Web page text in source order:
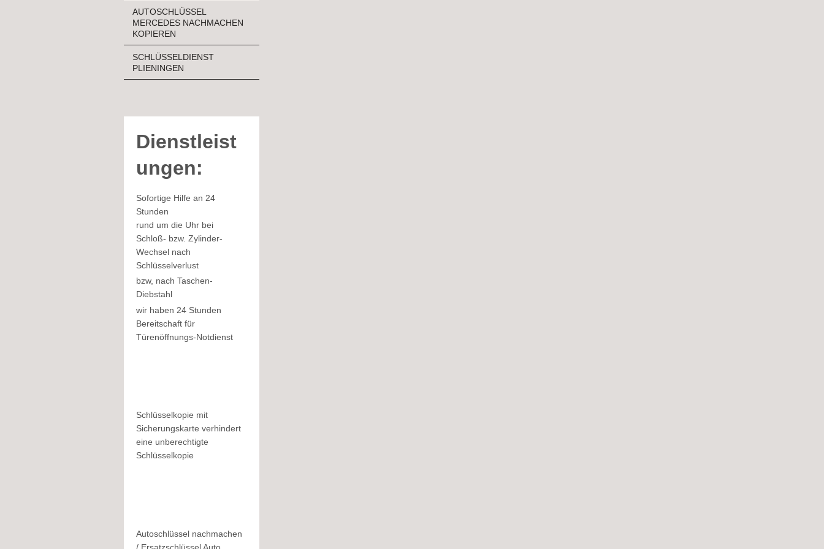
AUTOSCHLÜSSEL
MERCEDES NACHMACHEN
KOPIEREN
SCHLÜSSELDIENST
PLIENINGEN
Dienstleist
ungen:
Sofortige Hilfe an 24
Stunden
rund um die Uhr bei
Schloß- bzw. Zylinder-
Wechsel nach
Schlüsselverlust
bzw, nach Taschen-
Diebstahl
wir haben 24 Stunden
Bereitschaft für
Türenöffnungs-Notdienst
Schlüsselkopie mit
Sicherungskarte verhindert
eine unberechtigte
Schlüsselkopie
Autoschlüssel nachmachen
/ Ersatzschlüssel Auto